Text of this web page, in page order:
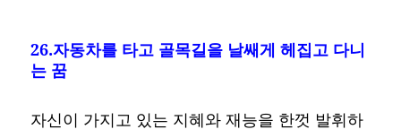
26.자동차를 타고 골목길을 날쌔게 헤집고 다니
는 꿈
자신이 가지고 있는 지혜와 재능을 한껏 발휘하